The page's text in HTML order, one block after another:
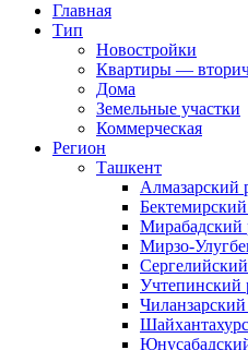
Главная
Тип
Новостройки
Квартиры —
Дома
Земельные участки
Коммерческая
Регион
Ташкент
Алмазарский
Мирабадский
Мирзо-
Учтепинский